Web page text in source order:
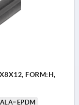
FORM:H,